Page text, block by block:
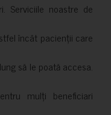
Serviciile noastre de
încât pacienții care
să le poată accesa.
mulți beneficiari